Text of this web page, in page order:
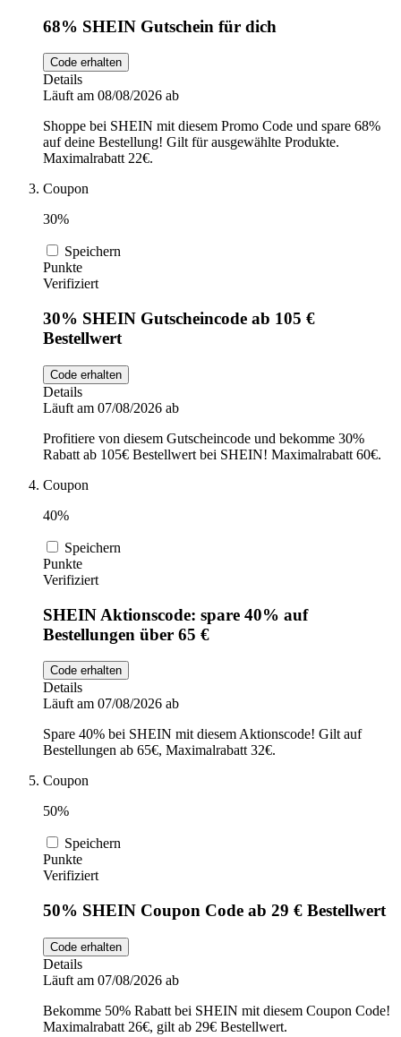
68% SHEIN Gutschein für dich
Code erhalten
Details
Läuft am 08/08/2026 ab
Shoppe bei SHEIN mit diesem Promo Code und spare 68%
auf deine Bestellung! Gilt für ausgewählte Produkte.
Maximalrabatt 22€.
Coupon
30%
Speichern
Punkte
Verifiziert
30% SHEIN Gutscheincode ab 105 €
Bestellwert
Code erhalten
Details
Läuft am 07/08/2026 ab
Profitiere von diesem Gutscheincode und bekomme 30%
Rabatt ab 105€ Bestellwert bei SHEIN! Maximalrabatt 60€.
Coupon
40%
Speichern
Punkte
Verifiziert
SHEIN Aktionscode: spare 40% auf
Bestellungen über 65 €
Code erhalten
Details
Läuft am 07/08/2026 ab
Spare 40% bei SHEIN mit diesem Aktionscode! Gilt auf
Bestellungen ab 65€, Maximalrabatt 32€.
Coupon
50%
Speichern
Punkte
Verifiziert
50% SHEIN Coupon Code ab 29 € Bestellwert
Code erhalten
Details
Läuft am 07/08/2026 ab
Bekomme 50% Rabatt bei SHEIN mit diesem Coupon Code!
Maximalrabatt 26€, gilt ab 29€ Bestellwert.